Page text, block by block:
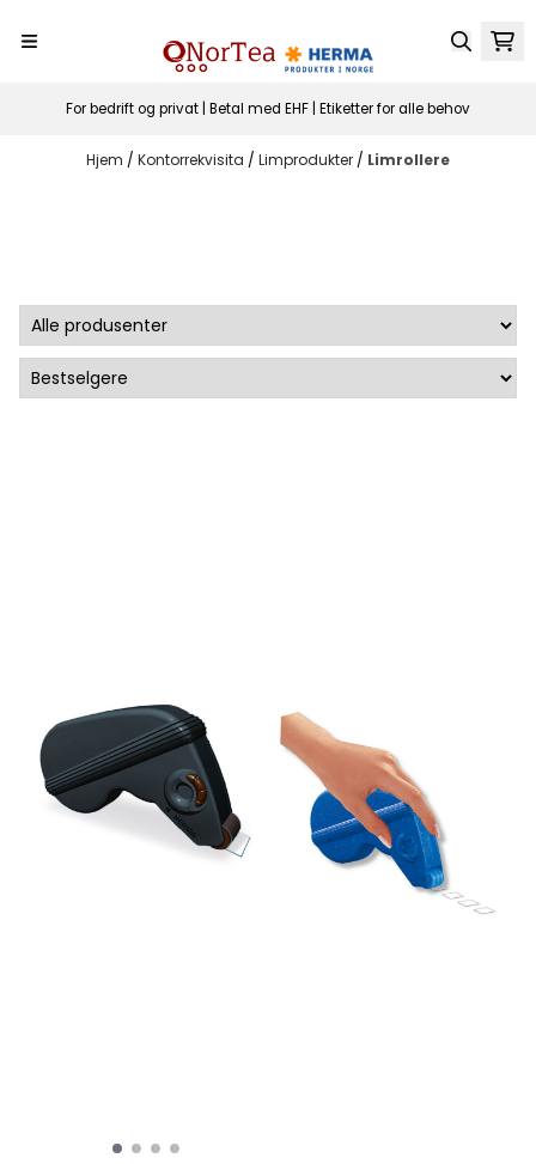
For bedrift og privat | Betal med EHF | Etiketter for alle behov
Hjem / Kontorrekvisita / Limprodukter / Limrollere